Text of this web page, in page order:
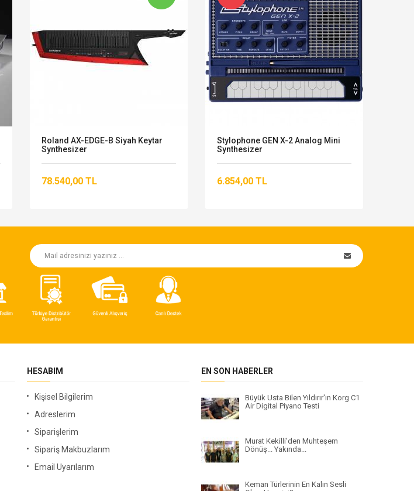
Roland AX-EDGE-B Siyah Keytar
Synthesizer
78.540,00 TL
Stylophone GEN X-2 Analog Mini
Synthesizer
6.854,00 TL
HESABIM
Kişisel Bilgilerim
Adreslerim
Siparişlerim
Sipariş Makbuzlarım
Email Uyarılarım
EN SON HABERLER
Büyük Usta Bilen Yıldırır'ın Korg C1
Air Digital Piyano Testi
Murat Kekilli'den Muhteşem
Dönüş... Yakında...
Keman Türlerinin En Kalın Sesli